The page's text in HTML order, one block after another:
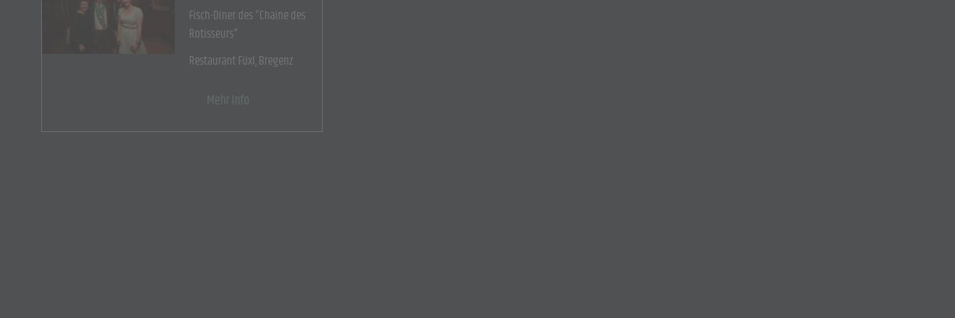
Fisch-Diner des "Chaine des
Rotisseurs"
Restaurant Füxl, Bregenz
Mehr Info